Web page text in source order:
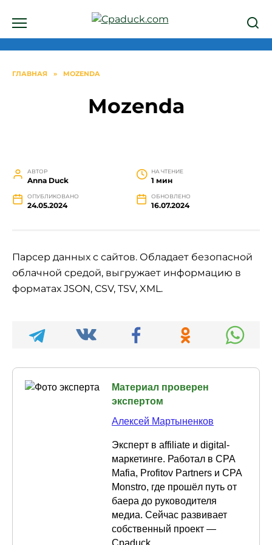
ГЛАВНАЯ » MOZENDA
Mozenda
АВТОР
Anna Duck
НА ЧТЕНИЕ
1 мин
ОПУБЛИКОВАНО
24.05.2024
ОБНОВЛЕНО
16.07.2024
Парсер данных с сайтов. Обладает безопасной
облачной средой, выгружает информацию в
форматах JSON, CSV, TSV, XML.
Материал проверен
экспертом
Алексей Мартыненков
Эксперт в affiliate и digital-
маркетинге. Работал в CPA
Mafia, Profitov Partners и CPA
Monstro, где прошёл путь от
баера до руководителя
медиа. Сейчас развивает
собственный проект —
Cpaduck.